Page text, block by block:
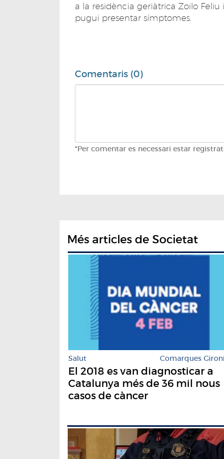
a la residència geriàtrica Zoilo
pugui presentar símptomes.
Comentaris (0)
*Per comentar es necessari estar
Més articles de Societat
Salut Comarques
El 2018 es van diagnosticar a
Catalunya més de 36 mil nous
casos de càncer